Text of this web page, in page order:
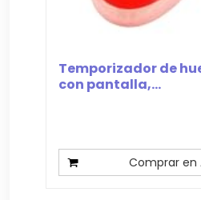
Temporizador de
con pantalla,...
Comprar en